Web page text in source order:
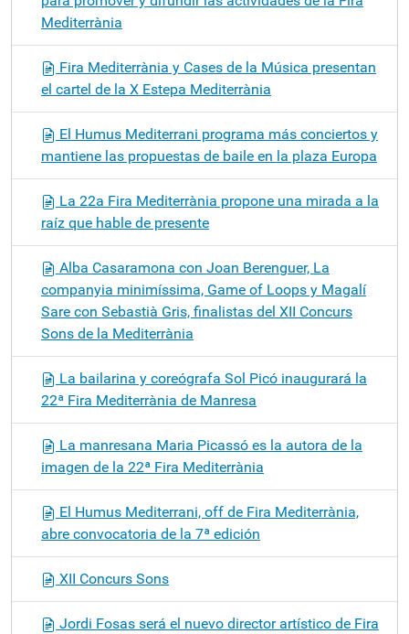
Mediterrània
Fira Mediterrània y Cases de la Música presentan
el cartel de la X Estepa Mediterrània
El Humus Mediterrani programa más conciertos y
mantiene las propuestas de baile en la plaza Europa
La 22a Fira Mediterrània propone una mirada a la
raíz que hable de presente
Alba Casaramona con Joan Berenguer, La
companyia minimíssima, Game of Loops y Magalí
Sare con Sebastià Gris, finalistas del XII Concurs
Sons de la Mediterrània
La bailarina y coreógrafa Sol Picó inaugurará la
22ª Fira Mediterrània de Manresa
La manresana Maria Picassó es la autora de la
imagen de la 22ª Fira Mediterrània
El Humus Mediterrani, off de Fira Mediterrània,
abre convocatoria de la 7ª edición
XII Concurs Sons
Jordi Fosas será el nuevo director artístico de Fira